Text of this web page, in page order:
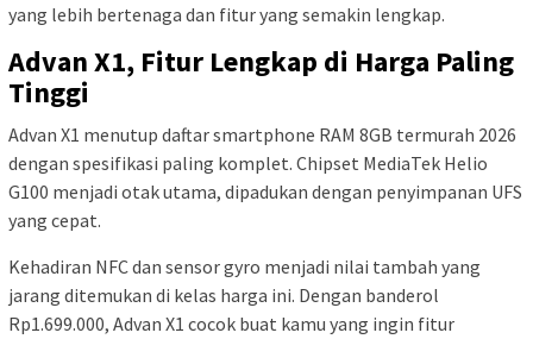
yang lebih bertenaga dan fitur yang semakin lengkap.
Advan X1, Fitur Lengkap di Harga Paling
Tinggi
Advan X1 menutup daftar smartphone RAM 8GB termurah 2026
dengan spesifikasi paling komplet. Chipset MediaTek Helio
G100 menjadi otak utama, dipadukan dengan penyimpanan UFS
yang cepat.
Kehadiran NFC dan sensor gyro menjadi nilai tambah yang
jarang ditemukan di kelas harga ini. Dengan banderol
Rp1.699.000, Advan X1 cocok buat kamu yang ingin fitur